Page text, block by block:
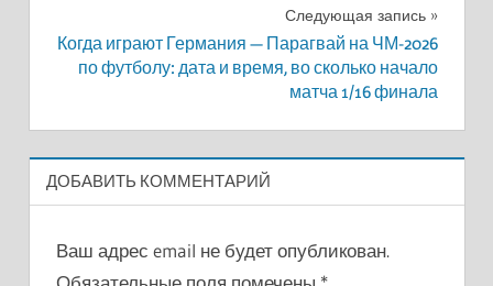
Следующая запись
Когда играют Германия — Парагвай на ЧМ-2026
по футболу: дата и время, во сколько начало
матча 1/16 финала
ДОБАВИТЬ КОММЕНТАРИЙ
Ваш адрес email не будет опубликован.